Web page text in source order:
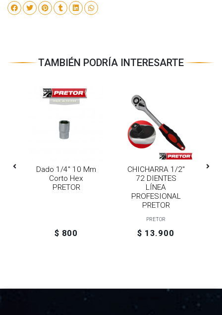
TAMBIÉN PODRÍA INTERESARTE
Dado 1/4" 10 Mm
Corto Hex
PRETOR
$ 800
CHICHARRA 1/2"
72 DIENTES
LÍNEA
PROFESIONAL
PRETOR
PRETOR
$ 13.900